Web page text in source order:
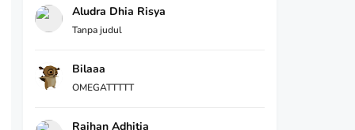
Aludra Dhia Risya
Tanpa judul
Bilaaa
OMEGATTTTT
Raihan Adhitia